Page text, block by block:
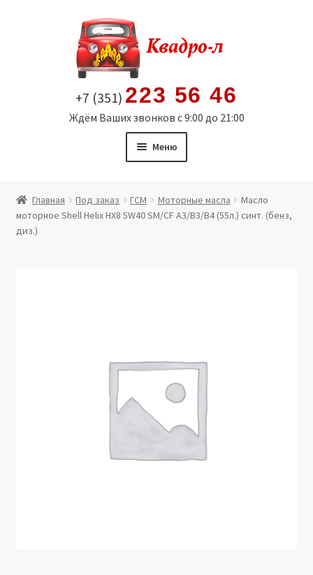
содержимому
+7 (351) 223 56 46
Ждём Ваших звонков с 9:00 до 21:00
Меню
Витрина
Главная Под заказ ГСМ Моторные масла
Масло
моторное Shell Helix HX8 5W40 SМ/CF A3/B3/В4 (55л.) синт. (бенз,
диз.)